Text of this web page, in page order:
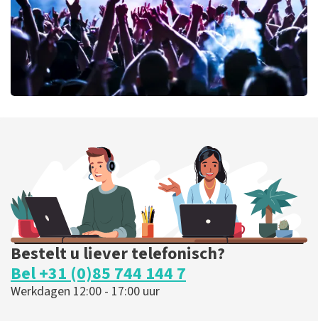
BESTEL NU
Bestelt u liever telefonisch?
Bel +31 (0)85 744 144 7
Werkdagen 12:00 - 17:00 uur